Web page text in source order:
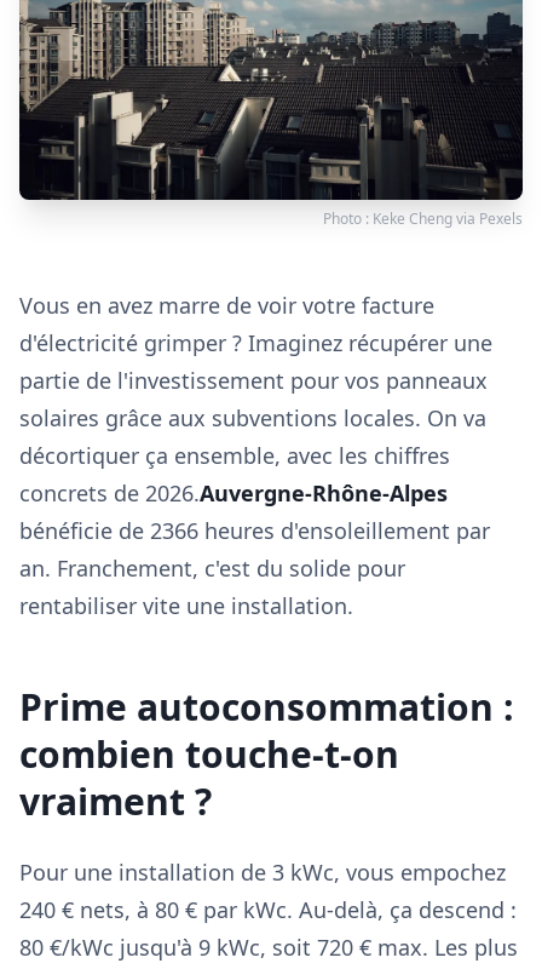
Photo : Keke Chengvia Pexels
Vous en avez marre de voir votre facture
d'électricité grimper ? Imaginez récupérer une
partie de l'investissement pour vos panneaux
solaires grâce aux subventions locales. On va
décortiquer ça ensemble, avec les chiffres
concrets de 2026.Auvergne-Rhône-Alpes
bénéficie de 2366 heures d'ensoleillement par
an. Franchement, c'est du solide pour
rentabiliser vite une installation.
Prime autoconsommation :
combien touche-t-on
vraiment ?
Pour une installation de 3 kWc, vous empochez
240 € nets, à 80 € par kWc. Au-delà, ça descend :
80 €/kWc jusqu'à 9 kWc, soit 720 € max. Les plus